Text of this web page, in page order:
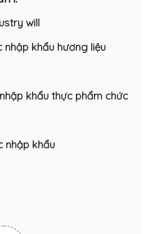
will
khẩu hương liệu
khẩu thực phẩm chức
nhập khẩu